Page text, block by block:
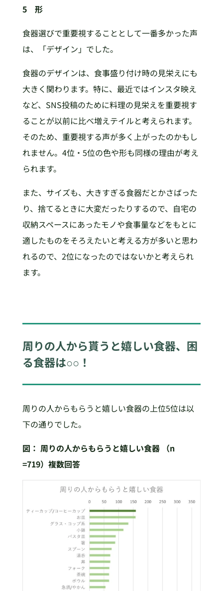
5 形
食器選びで重要視することとして一番多かった声
は、「デザイン」でした。
食器のデザインは、食事盛り付け時の見栄えにも
大きく関わります。特に、最近ではインスタ映え
など、SNS投稿のために料理の見栄えを重要視す
ることが以前に比べ増えテイルと考えられます。
そのため、重要視する声が多く上がったのかもし
れません。4位・5位の色や形も同様の理由が考え
られます。
また、サイズも、大きすぎる食器だとかさばった
り、捨てるときに大変だったりするので、自宅の
収納スペースにあったモノや食事量などをもとに
適したものをそろえたいと考える方が多いと思わ
れるので、2位になったのではないかと考えられ
ます。
周りの人から貰うと嬉しい食器、困
る食器は○○！
周りの人からもらうと嬉しい食器の上位5位は以
下の通りでした。
図： 周りの人からもらうと嬉しい食器 （n
=719）複数回答